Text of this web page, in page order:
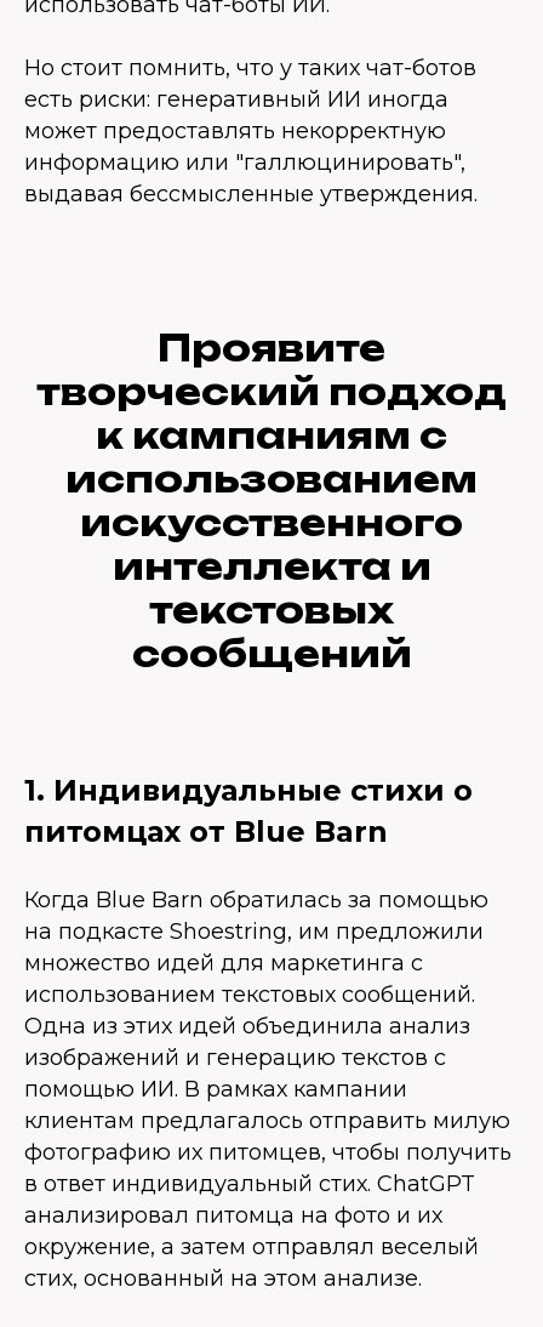
Но стоит помнить, что у таких чат-ботов
есть риски: генеративный ИИ иногда
может предоставлять некорректную
информацию или "галлюцинировать",
выдавая бессмысленные утверждения.
Проявите
творческий подход
к кампаниям с
использованием
искусственного
интеллекта и
текстовых
сообщений
1. Индивидуальные стихи о
питомцах от Blue Barn
Когда Blue Barn обратилась за помощью
на подкасте Shoestring, им предложили
множество идей для маркетинга с
использованием текстовых сообщений.
Одна из этих идей объединила анализ
изображений и генерацию текстов с
помощью ИИ. В рамках кампании
клиентам предлагалось отправить милую
фотографию их питомцев, чтобы получить
в ответ индивидуальный стих. ChatGPT
анализировал питомца на фото и их
окружение, а затем отправлял веселый
стих, основанный на этом анализе.